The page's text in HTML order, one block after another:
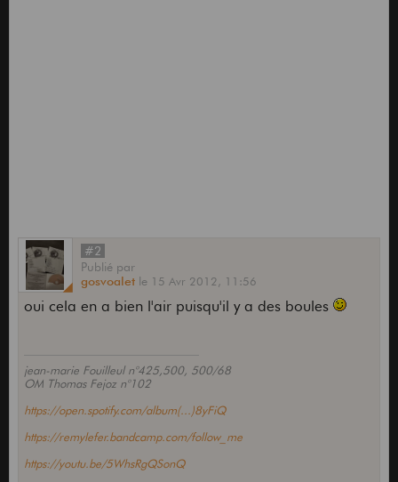
#2
Publié par
gosvoalet le 15 Avr 2012, 11:56
oui cela en a bien l'air puisqu'il y a des boules
jean-marie Fouilleul n°425,500, 500/68
OM Thomas Fejoz n°102
https://open.spotify.com/album(...)8yFiQ
https://remylefer.bandcamp.com/follow_me
https://youtu.be/5WhsRgQSonQ